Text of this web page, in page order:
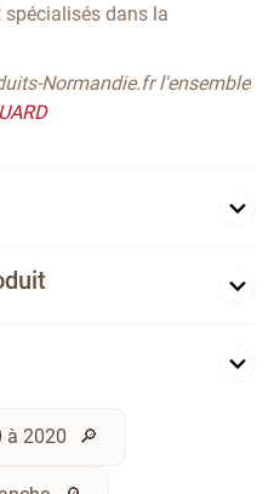
spécialisés dans la
Normandie.fr l'ensemble
à 2020